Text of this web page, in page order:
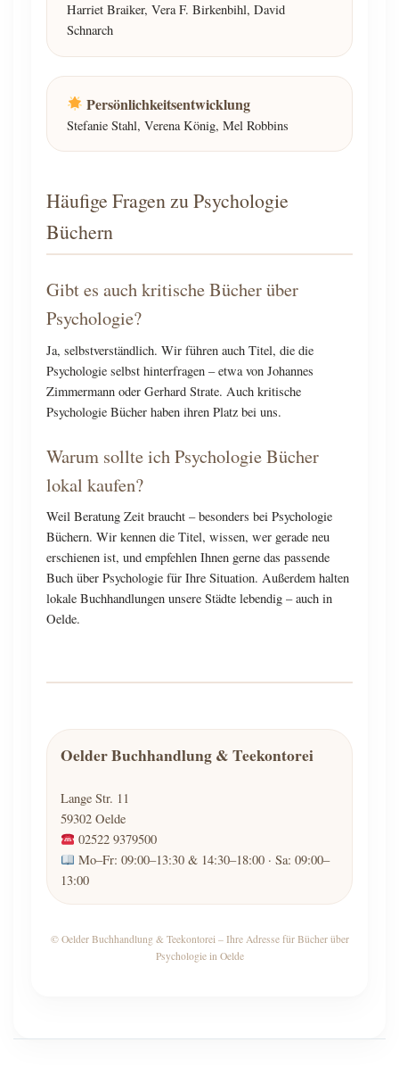
Harriet Braiker, Vera F. Birkenbihl, David
Schnarch
Persönlichkeitsentwicklung
Stefanie Stahl, Verena König, Mel Robbins
Häufige Fragen zu Psychologie
Büchern
Gibt es auch kritische Bücher über
Psychologie?
Ja, selbstverständlich. Wir führen auch Titel, die die
Psychologie selbst hinterfragen – etwa von Johannes
Zimmermann oder Gerhard Strate. Auch kritische
Psychologie Bücher haben ihren Platz bei uns.
Warum sollte ich Psychologie Bücher
lokal kaufen?
Weil Beratung Zeit braucht – besonders bei Psychologie
Büchern. Wir kennen die Titel, wissen, wer gerade neu
erschienen ist, und empfehlen Ihnen gerne das passende
Buch über Psychologie für Ihre Situation. Außerdem halten
lokale Buchhandlungen unsere Städte lebendig – auch in
Oelde.
Oelder Buchhandlung & Teekontorei
Lange Str. 11
59302 Oelde
02522 9379500
Mo–Fr: 09:00–13:30 & 14:30–18:00 · Sa: 09:00–
13:00
© Oelder Buchhandlung & Teekontorei – Ihre Adresse für Bücher über
Psychologie in Oelde